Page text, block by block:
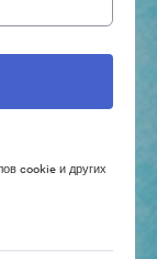
cookie и других